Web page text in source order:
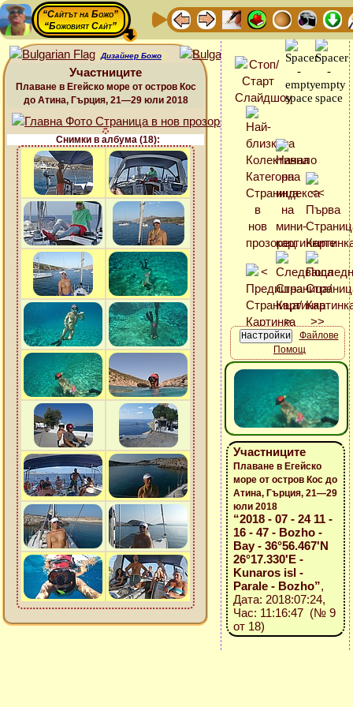
“Сайтът на Божо”
“Божовият Сайт”
Дизайнер Божо
Участниците
Плаване в Егейско море от остров Кос
до Атина, Гърция, 21—29 юли 2018
Снимки в албума (18):
Файлове
Помощ
Участниците
Плаване в Егейско
море от остров Кос до
Атина, Гърция, 21—29
юли 2018
“2018 - 07 - 24 11 -
16 - 47 - Bozho -
Bay - 36°56.467'N
26°17.330'E -
Kunaros isl -
Parale - Bozho”,
Дата: 2018:07:24,
Час: 11:16:47 (№ 9
от 18)